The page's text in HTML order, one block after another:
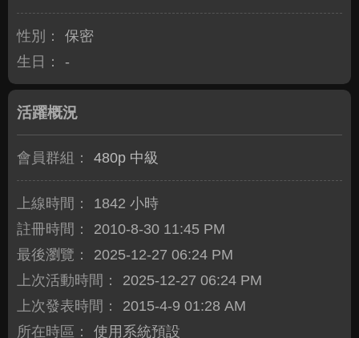
性別：
保密
生日：
-
活躍概況
會員群組： 480p 中級
上線時間：
1842 小時
註冊時間：
2010-8-30 11:45 PM
最後瀏覽：
2025-12-27 06:24 PM
上次活動時間：
2025-12-27 06:24 PM
上次發表時間：
2015-4-9 01:28 AM
所在時區：
使用系統預設